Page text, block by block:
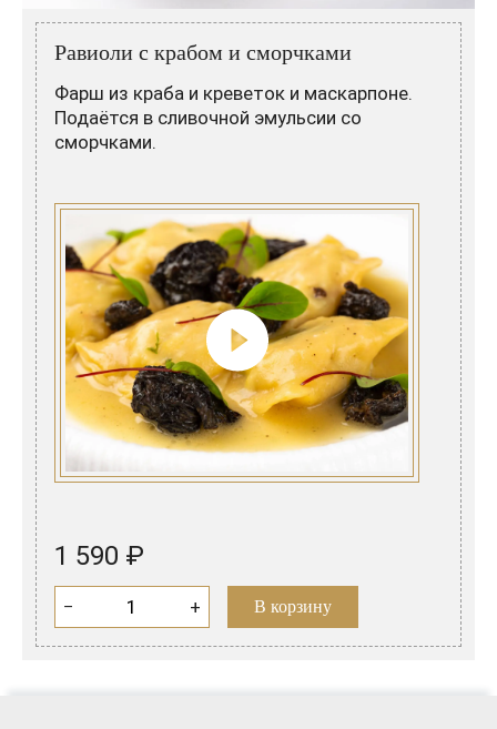
Итальянские вина
Французские вина
Испанские вина
Граппа
Водка
Саке
Равиоли с крабом и сморчками
Фарш из краба и креветок и маскарпоне.
Подаётся в сливочной эмульсии со
сморчками.
1 590 ₽
− + В корзину